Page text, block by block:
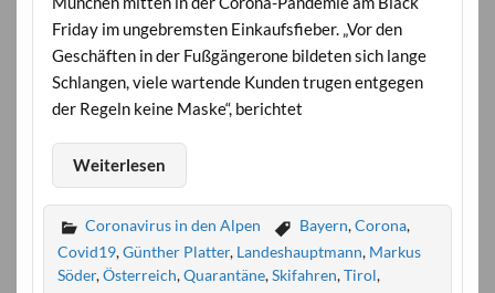
Friday im ungebremsten Einkaufsfieber. „Vor den
Geschäften in der Fußgängerone bildeten sich lange
Schlangen, viele wartende Kunden trugen entgegen
der Regeln keine Maske“, berichtet
Weiterlesen
Coronavirus in den Alpen Bayern,Corona,
Covid19,Günther Platter, Landeshauptmann, Markus
Söder,Österreich,Quarantäne,Skifahren,Tirol,